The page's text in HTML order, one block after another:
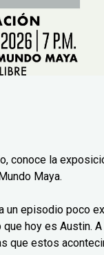
conoce la
Maya.
un episodio poco
hoy es Austin.
que estos